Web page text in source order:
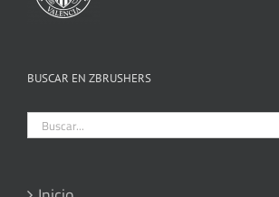
BUSCAR EN ZBRUSHERS
Buscar: